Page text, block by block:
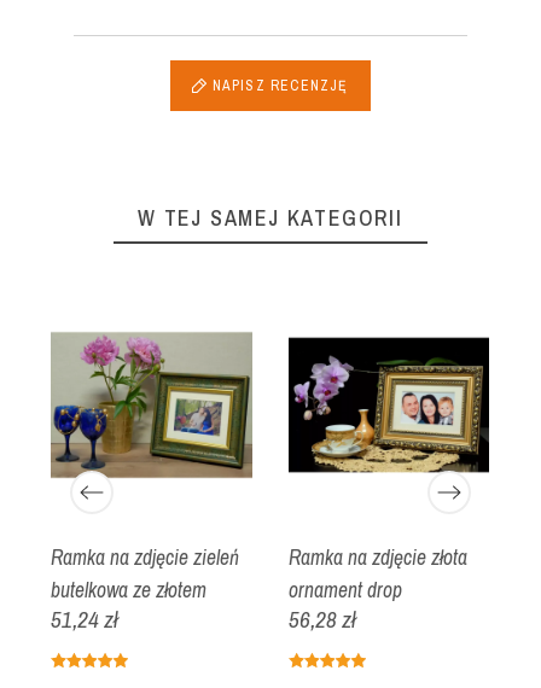
NAPISZ RECENZJĘ
W TEJ SAMEJ KATEGORII
Ramka na zdjęcie zieleń
butelkowa ze złotem
51,24 zł
Ramka na zdjęcie złota
ornament drop
56,28 zł